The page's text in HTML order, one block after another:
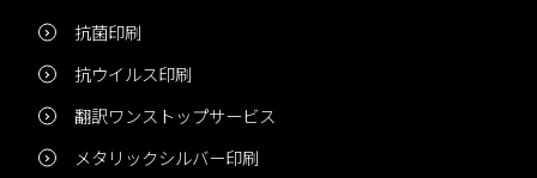
抗菌印刷
抗ウイルス印刷
翻訳ワンストップサービス
メタリックシルバー印刷